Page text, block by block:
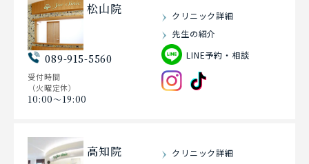
松山院
089-915-5560
受付時間
（火曜定休）
10:00〜19:00
クリニック詳細
先生の紹介
LINE予約・相談
高知院
クリニック詳細